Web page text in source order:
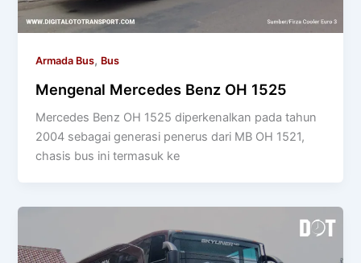
Armada Bus, Bus
Mengenal Mercedes Benz OH 1525
Mercedes Benz OH 1525 diperkenalkan pada tahun
2004 sebagai generasi penerus dari MB OH 1521,
chasis bus ini termasuk ke